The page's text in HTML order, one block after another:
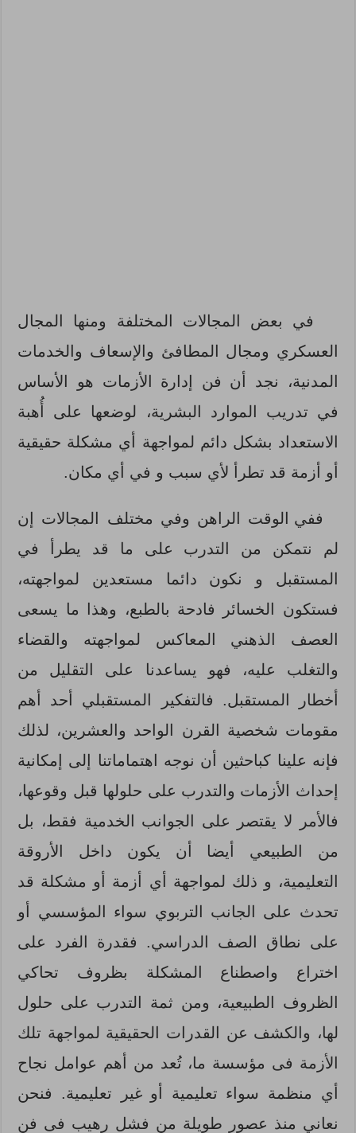
في بعض المجالات المختلفة ومنها المجال
العسكري ومجال المطافئ والإسعاف والخدمات
المدنية، نجد أن فن إدارة الأزمات هو الأساس
في تدريب الموارد البشرية، لوضعها على أُهبة
الاستعداد بشكل دائم لمواجهة أي مشكلة حقيقية
أو أزمة قد تطرأ لأي سبب و في أي مكان.
ففي الوقت الراهن وفي مختلف المجالات إن
لم نتمكن من التدرب على ما قد يطرأ في
المستقبل و نكون دائما مستعدين لمواجهته،
فستكون الخسائر فادحة بالطبع، وهذا ما يسعى
العصف الذهني المعاكس لمواجهته والقضاء
والتغلب عليه، فهو يساعدنا على التقليل من
أخطار المستقبل. فالتفكير المستقبلي أحد أهم
مقومات شخصية القرن الواحد والعشرين، لذلك
فإنه علينا كباحثين أن نوجه اهتماماتنا إلى إمكانية
إحداث الأزمات والتدرب على حلولها قبل وقوعها،
فالأمر لا يقتصر على الجوانب الخدمية فقط، بل
من الطبيعي أيضا أن يكون داخل الأروقة
التعليمية، و ذلك لمواجهة أي أزمة أو مشكلة قد
تحدث على الجانب التربوي سواء المؤسسي أو
على نطاق الصف الدراسي. فقدرة الفرد على
اختراع واصطناع المشكلة بظروف تحاكي
الظروف الطبيعية، ومن ثمة التدرب على حلول
لها، والكشف عن القدرات الحقيقية لمواجهة تلك
الأزمة فى مؤسسة ما، تُعد من أهم عوامل نجاح
أي منظمة سواء تعليمية أو غير تعليمية. فنحن
نعاني منذ عصور طويلة من فشل رهيب فى فن